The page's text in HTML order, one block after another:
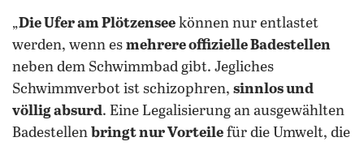
„Die Ufer am Plötzensee können nur entlastet
werden, wenn es mehrere offizielle Badestellen
neben dem Schwimmbad gibt. Jegliches
Schwimmverbot ist schizophren, sinnlos und
völlig absurd. Eine Legalisierung an ausgewählten
Badestellen bringt nur Vorteile für die Umwelt, die